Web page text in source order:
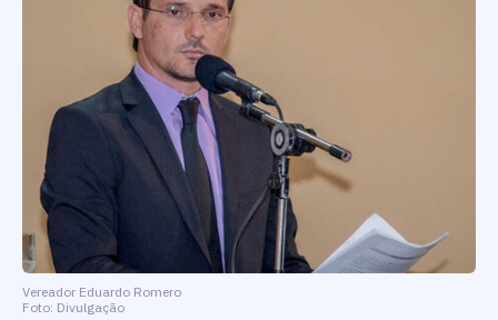
Vereador Eduardo Romero
Foto: Divulgação